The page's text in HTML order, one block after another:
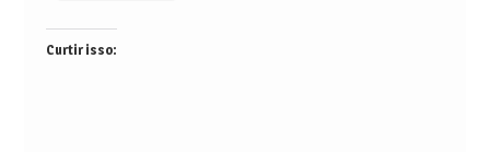
Curtir isso: